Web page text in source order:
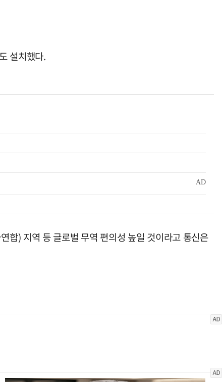
설치했다.
합) 지역 등 글로벌 무역 편의성 높일 것이라고 통신은